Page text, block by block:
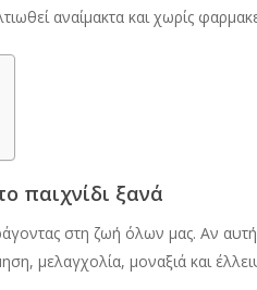
αναίμακτα και χωρίς
παιχνίδι ξανά
στη ζωή όλων μας. Αν
μελαγχολία, μοναξιά και